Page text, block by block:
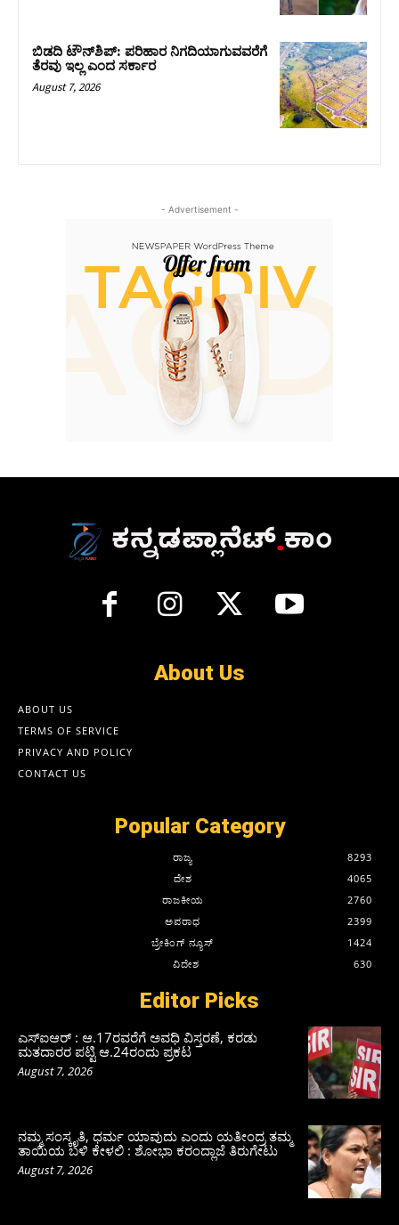
ಬಿಡದಿ ಟೌನ್‌ಶಿಪ್‌: ಪರಿಹಾರ ನಿಗದಿಯಾಗುವವರೆಗೆ
ತೆರವು ಇಲ್ಲ ಎಂದ ಸರ್ಕಾರ
August 7, 2026
- Advertisement -
About Us
ABOUT US
TERMS OF SERVICE
PRIVACY AND POLICY
CONTACT US
Popular Category
ರಾಜ್ಯ
8293
ದೇಶ
4065
ರಾಜಕೀಯ
2760
ಅಪರಾಧ
2399
ಬ್ರೇಕಿಂಗ್ ನ್ಯೂಸ್
1424
ವಿದೇಶ
630
Editor Picks
ಎಸ್‌ಐಆರ್‌ : ಆ.17ರವರೆಗೆ ಅವಧಿ ವಿಸ್ತರಣೆ, ಕರಡು
ಮತದಾರರ ಪಟ್ಟಿ ಆ.24ರಂದು ಪ್ರಕಟ
August 7, 2026
ನಮ್ಮ ಸಂಸ್ಕೃತಿ, ಧರ್ಮ ಯಾವುದು ಎಂದು ಯತೀಂದ್ರ ತಮ್ಮ
ತಾಯಿಯ ಬಳಿ ಕೇಳಲಿ : ಶೋಭಾ ಕರಂದ್ಲಾಜೆ ತಿರುಗೇಟು
August 7, 2026